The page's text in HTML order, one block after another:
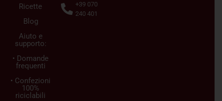
Ricette
Blog
Aiuto e
supporto:
• Domande
frequenti
• Confezioni
100%
riciclabili
+39 070
240 401